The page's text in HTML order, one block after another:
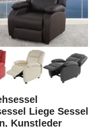
Liege Sessel
Kunstleder